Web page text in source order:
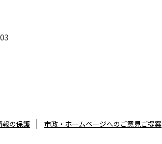
報の保護 市政・ホームページへのご意見ご提案